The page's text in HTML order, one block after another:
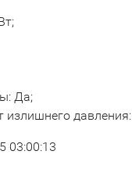
Да;
излишнего
03:00:13